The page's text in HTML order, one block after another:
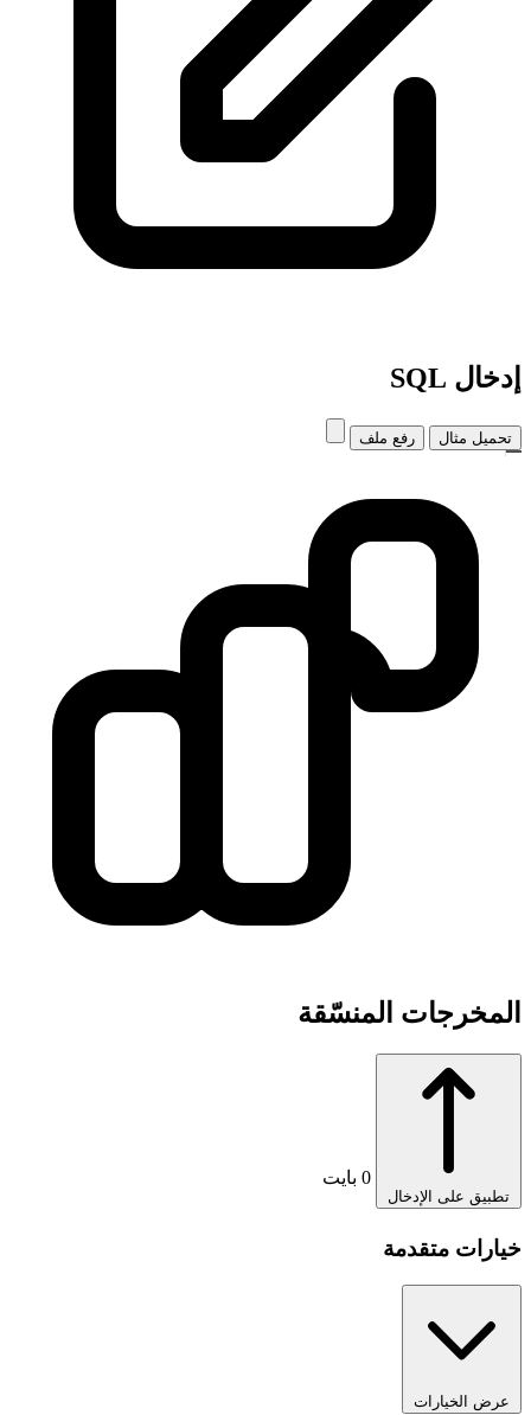
إدخال SQL
تحميل مثال رفع ملف
المخرجات المنسّقة
تطبيق على الإدخال
0 بايت
خيارات متقدمة
عرض الخيارات